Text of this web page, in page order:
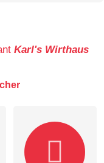
Karl's Wirthaus